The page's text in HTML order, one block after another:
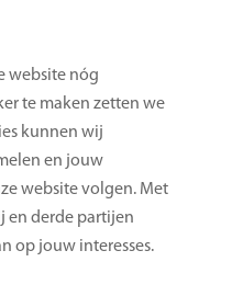
website nóg
te maken zetten we
kunnen wij
en jouw
website volgen. Met
en derde partijen
op jouw interesses.